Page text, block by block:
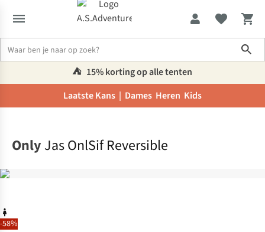
⛺️ 15% korting op alle tenten
Laatste Kans | Dames Heren Kids
-58%
Only Jas OnlSif Reversible